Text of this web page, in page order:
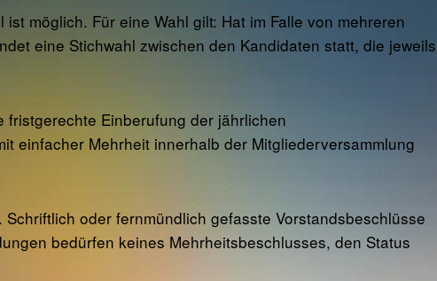
möglich. Für eine Wahl gilt: Hat im Falle von mehreren
eine Stichwahl zwischen den Kandidaten statt, die jeweils
fristgerechte Einberufung der jährlichen
einfacher Mehrheit innerhalb der Mitgliederversammlung
oder fernmündlich gefasste Vorstandsbeschlüsse
bedürfen keines Mehrheitsbeschlusses, den Status